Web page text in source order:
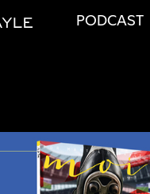
PODCAST